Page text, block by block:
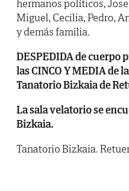
hermanos políticos,
Miguel, Cecilia, Pedro,
y demás familia.
DESPEDIDA de cuerpo
las CINCO Y MEDIA de
Tanatorio Bizkaia de
La sala velatorio se
Bizkaia.
Tanatorio Bizkaia.